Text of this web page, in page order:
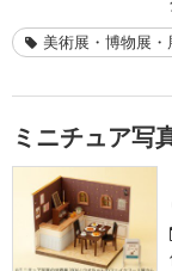
美術展・博物展・
ミニチュア写